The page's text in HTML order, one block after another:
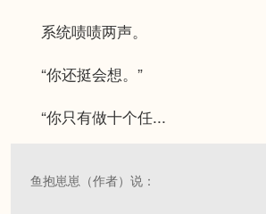
系统啧啧两声。
“你还挺会想。”
“你只有做十个任...
鱼抱崽崽（作者）说：